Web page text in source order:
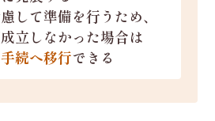
して準備を行うため、
立しなかった場合は
続へ移行できる